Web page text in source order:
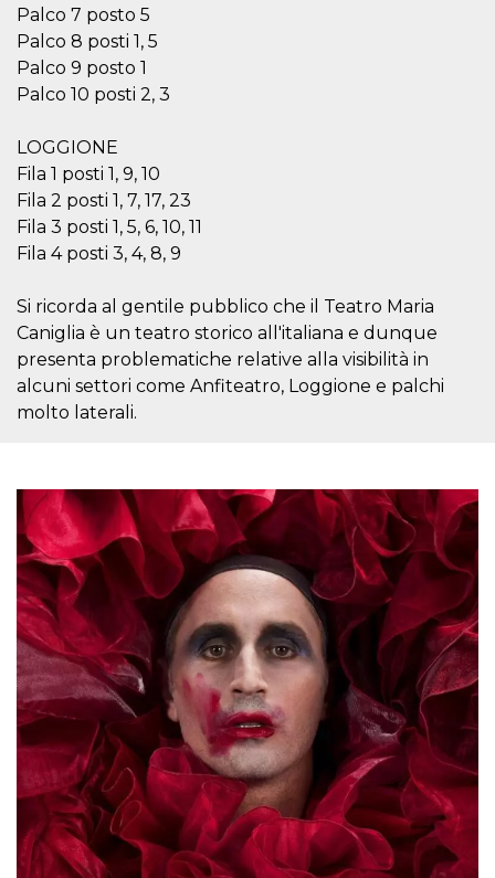
Palco 7 posto 5
Palco 8 posti 1, 5
Palco 9 posto 1
Palco 10 posti 2, 3
LOGGIONE
Fila 1 posti 1, 9, 10
Fila 2 posti 1, 7, 17, 23
Fila 3 posti 1, 5, 6, 10, 11
Fila 4 posti 3, 4, 8, 9
Si ricorda al gentile pubblico che il Teatro Maria
Caniglia è un teatro storico all'italiana e dunque
presenta problematiche relative alla visibilità in
alcuni settori come Anfiteatro, Loggione e palchi
molto laterali.